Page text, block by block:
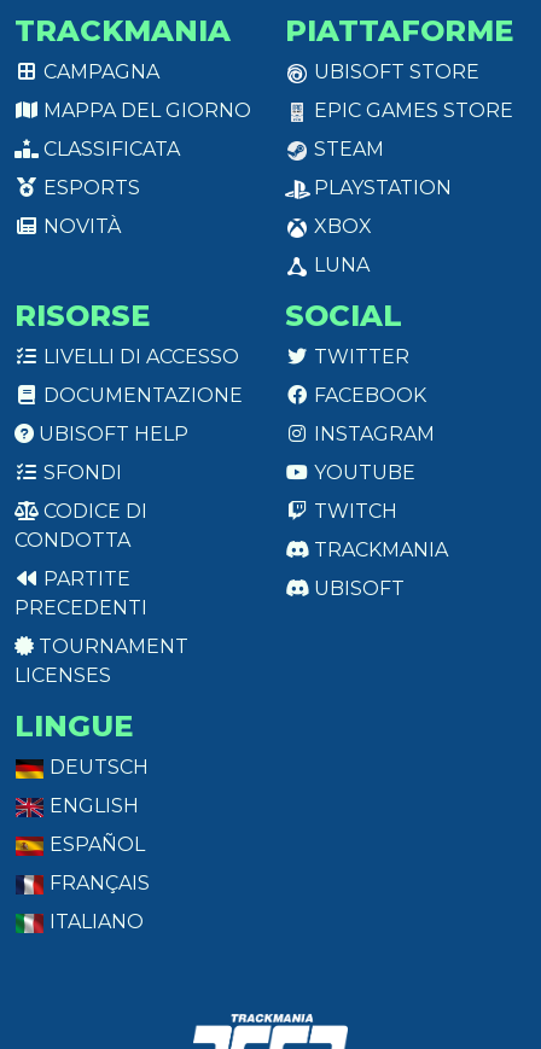
TRACKMANIA
CAMPAGNA
MAPPA DEL GIORNO
CLASSIFICATA
ESPORTS
NOVITÀ
PIATTAFORME
UBISOFT STORE
EPIC GAMES STORE
STEAM
PLAYSTATION
XBOX
LUNA
RISORSE
LIVELLI DI ACCESSO
DOCUMENTAZIONE
UBISOFT HELP
SFONDI
CODICE DI
CONDOTTA
PARTITE
PRECEDENTI
TOURNAMENT
LICENSES
SOCIAL
TWITTER
FACEBOOK
INSTAGRAM
YOUTUBE
TWITCH
TRACKMANIA
UBISOFT
LINGUE
DEUTSCH
ENGLISH
ESPAÑOL
FRANÇAIS
ITALIANO